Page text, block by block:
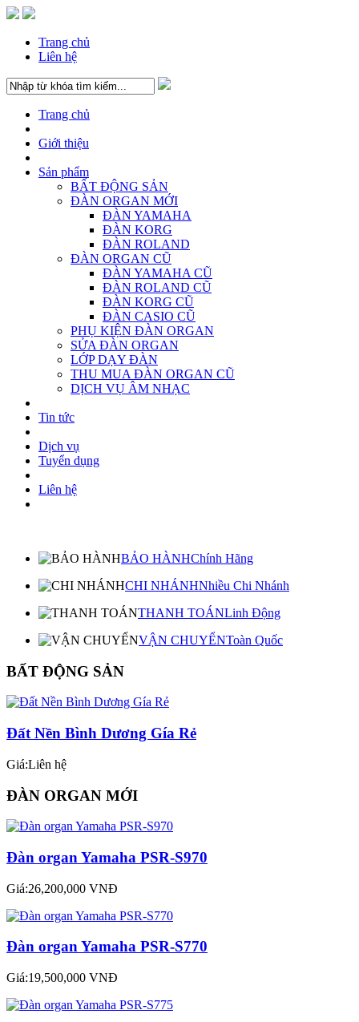
Trang chủ
Liên hệ
Trang chủ
Giới thiệu
Sản phẩm
BẤT ĐỘNG SẢN
ĐÀN ORGAN MỚI
ĐÀN YAMAHA
ĐÀN KORG
ĐÀN ROLAND
ĐÀN ORGAN CŨ
ĐÀN YAMAHA CŨ
ĐÀN ROLAND CŨ
ĐÀN KORG CŨ
ĐÀN CASIO CŨ
PHỤ KIỆN ĐÀN ORGAN
SỬA ĐÀN ORGAN
LỚP DẠY ĐÀN
THU MUA ĐÀN ORGAN CŨ
DỊCH VỤ ÂM NHẠC
Tin tức
Dịch vụ
Tuyển dụng
Liên hệ
BẢO HÀNHChính Hãng
CHI NHÁNHNhiều Chi Nhánh
THANH TOÁNLinh Động
VẬN CHUYỂNToàn Quốc
BẤT ĐỘNG SẢN
Đất Nền Bình Dương Gía Rẻ
Giá:Liên hệ
ĐÀN ORGAN MỚI
Đàn organ Yamaha PSR-S970
Giá:26,200,000 VNĐ
Đàn organ Yamaha PSR-S770
Giá:19,500,000 VNĐ